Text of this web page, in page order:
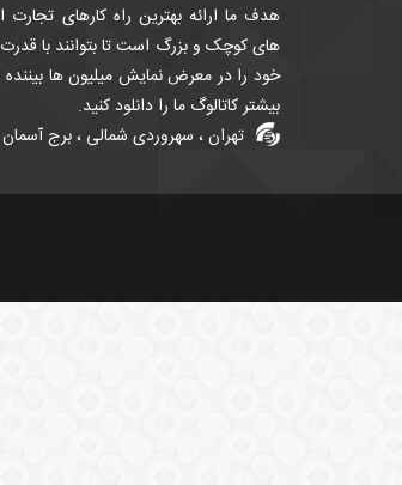
هدف ما ارائه بهترین راه کارهای
های کوچک و بزرگ است تا بتوانند با
خود را در معرض نمایش میلیون ها بیننده
بیشتر کاتالوگ ما را دانلود کنید.
تهران ، سهروردی شمالی ، برج آسمان ،